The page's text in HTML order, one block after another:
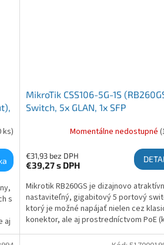
ks)
s
aj
MikroTik CSS106-5G-1S
Switch, 5x GLAN, 1x SFP
Momentálne nedostupné
€31,93 bez DPH
€39,27s DPH
Mikrotik RB260GS je dizajnovo
nastaviteľný, gigabitový 5 portový
ktorý je možné napájať nielen cez
konektor, ale aj prostredníctvom PoE
tomu je určený port 1, ostatné porty